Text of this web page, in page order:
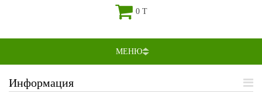
0 T
МЕНЮ
Информация